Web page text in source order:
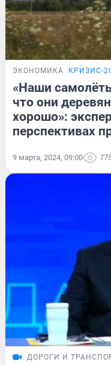
ЭКОНОМИКА КРИЗИС-
«Наши
что они
хорошо»:
перспективах
9 марта, 2024, 09:00
ДОРОГИ И